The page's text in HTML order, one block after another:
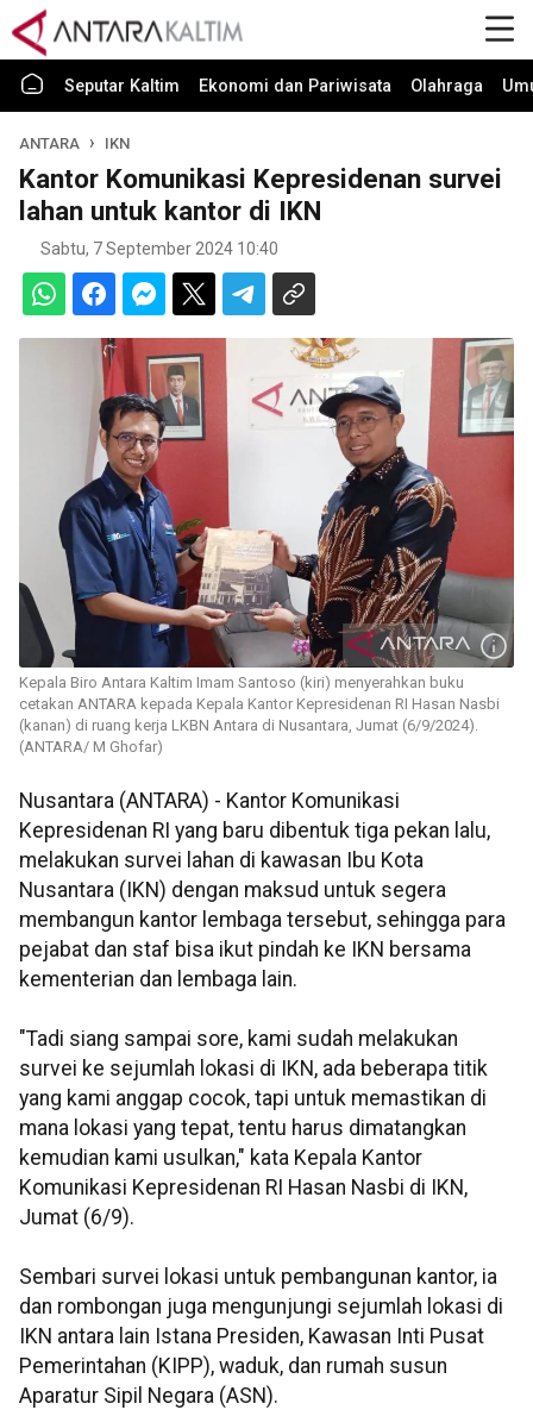
Seputar Kaltim Ekonomi dan Pariwisata Olahraga
ANTARA IKN
Kantor Komunikasi Kepresidenan survei
lahan untuk kantor di IKN
Sabtu, 7 September 2024 10:40
Kepala Biro Antara Kaltim Imam Santoso (kiri) menyerahkan buku
cetakan ANTARA kepada Kepala Kantor Kepresidenan RI Hasan Nasbi
(kanan) di ruang kerja LKBN Antara di Nusantara, Jumat (6/9/2024).
(ANTARA/ M Ghofar)
Nusantara (ANTARA) - Kantor Komunikasi
Kepresidenan RI yang baru dibentuk tiga pekan lalu,
melakukan survei lahan di kawasan Ibu Kota
Nusantara (IKN) dengan maksud untuk segera
membangun kantor lembaga tersebut, sehingga para
pejabat dan staf bisa ikut pindah ke IKN bersama
kementerian dan lembaga lain.
"Tadi siang sampai sore, kami sudah melakukan
survei ke sejumlah lokasi di IKN, ada beberapa titik
yang kami anggap cocok, tapi untuk memastikan di
mana lokasi yang tepat, tentu harus dimatangkan
kemudian kami usulkan," kata Kepala Kantor
Komunikasi Kepresidenan RI Hasan Nasbi di IKN,
Jumat (6/9).
Sembari survei lokasi untuk pembangunan kantor, ia
dan rombongan juga mengunjungi sejumlah lokasi di
IKN antara lain Istana Presiden, Kawasan Inti Pusat
Pemerintahan (KIPP), waduk, dan rumah susun
Aparatur Sipil Negara (ASN).